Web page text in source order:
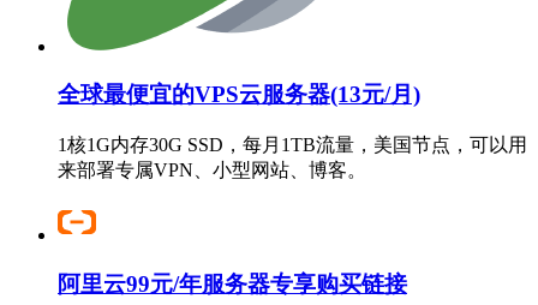
全球最便宜的VPS云服务器(13元/月)
1核1G内存30G SSD，每月1TB流量，美国节点，可以用
来部署专属VPN、小型网站、博客。
阿里云99元/年服务器专享购买链接